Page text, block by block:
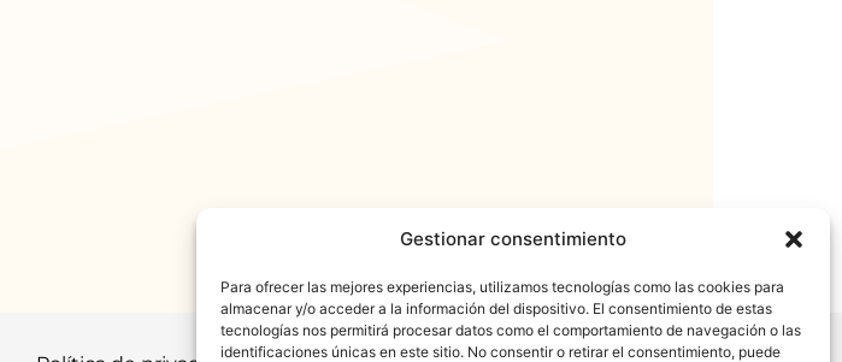
Gestionar consentimiento
Para ofrecer las mejores experiencias, utilizamos tecnologías como las cookies para
almacenar y/o acceder a la información del dispositivo. El consentimiento de estas
tecnologías nos permitirá procesar datos como el comportamiento de navegación o las
identificaciones únicas en este sitio. No consentir o retirar el consentimiento, puede